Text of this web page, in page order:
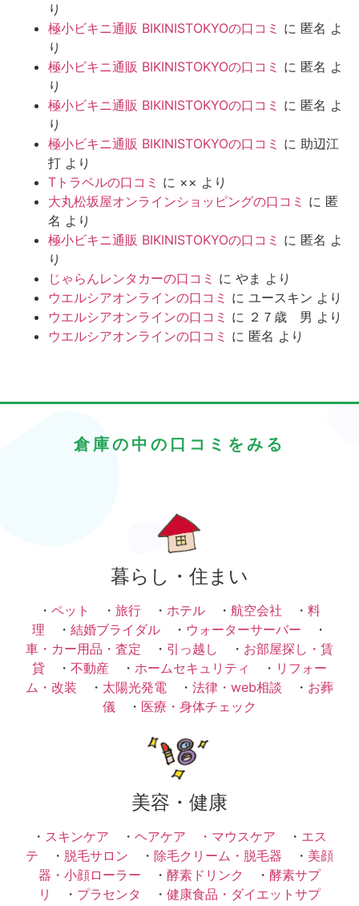
り
極小ビキニ通販 BIKINISTOKYOの口コミ に 匿名 よ
り
極小ビキニ通販 BIKINISTOKYOの口コミ に 匿名 よ
り
極小ビキニ通販 BIKINISTOKYOの口コミ に 匿名 よ
り
極小ビキニ通販 BIKINISTOKYOの口コミ に 助辺江
打 より
Tトラベルの口コミ に ×× より
大丸松坂屋オンラインショッピングの口コミ に 匿
名 より
極小ビキニ通販 BIKINISTOKYOの口コミ に 匿名 よ
り
じゃらんレンタカーの口コミ に やま より
ウエルシアオンラインの口コミ に ユースキン より
ウエルシアオンラインの口コミ に ２７歳 男 より
ウエルシアオンラインの口コミ に 匿名 より
倉庫の中の口コミをみる
暮らし・住まい
・ ペット ・ 旅行 ・ ホテル ・ 航空会社 ・ 料
理 ・ 結婚ブライダル ・ ウォーターサーバー ・
車・カー用品・査定 ・ 引っ越し ・ お部屋探し・賃
貸 ・ 不動産 ・ ホームセキュリティ ・ リフォー
ム・改装 ・ 太陽光発電 ・ 法律・web相談 ・ お葬
儀 ・ 医療・身体チェック
美容・健康
・ スキンケア ・ ヘアケア ・ マウスケア ・ エス
テ ・ 脱毛サロン ・ 除毛クリーム・脱毛器 ・ 美顔
器・小顔ローラー ・ 酵素ドリンク ・ 酵素サプ
リ
・ プラセンタ ・ 健康食品・ダイエットサプ